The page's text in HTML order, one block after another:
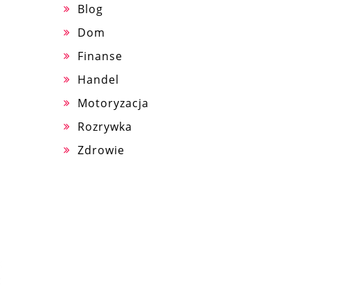
Blog
Dom
Finanse
Handel
Motoryzacja
Rozrywka
Zdrowie